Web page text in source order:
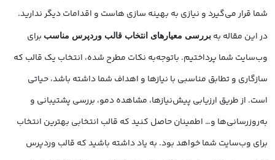
شما قرار می‌گیرد و نیازی به بهینه سازی هاست و اقدامات دیگر ندارید.
در این مقاله به بررسی معیارهای انتخاب قالب وردپرس مناسب برای
وب‌سایت شما پرداختیم. باتوجه‌به نکات مطرح شده، انتخاب یک قالب که
سازگاری و تطابق مناسبی با نیازها و اهداف شما داشته باشد، حیاتی
است. از طریق ارزیابی پیش‌نیازها، مشاهده دمو، بررسی پشتیبانی و
به‌روزرسانی‌ها و… اطمینان حاصل کنید که قالب انتخابی بهترین انتخاب
برای وب‌سایت شما خواهد بود. به یاد داشته باشید که قالب وردپرس